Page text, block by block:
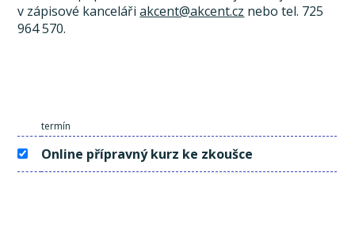
v zápisové kancelářiakcent@akcent.cz nebo tel. 725
964 570.
termín
Online přípravný kurz ke zkoušce